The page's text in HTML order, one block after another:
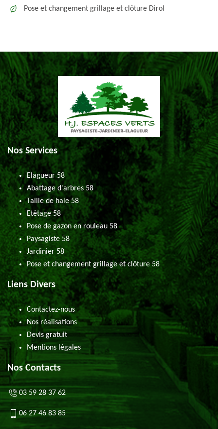
Pose et changement grillage et clôture Dirol
Nos Services
Elagueur 58
Abattage d'arbres 58
Taille de haie 58
Etêtage 58
Pose de gazon en rouleau 58
Paysagiste 58
Jardinier 58
Pose et changement grillage et clôture 58
Liens Divers
Contactez-nous
Nos réalisations
Devis gratuit
Mentions légales
Nos Contacts
03 59 28 37 62
06 27 46 83 85